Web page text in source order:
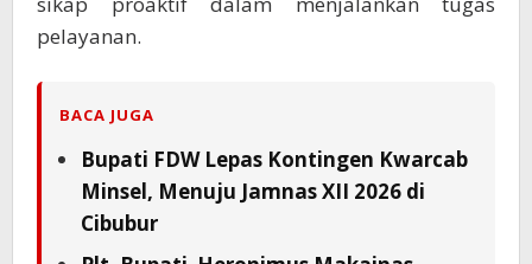
pelayanan.
BACA JUGA
Bupati FDW Lepas Kontingen Kwarcab
Minsel, Menuju Jamnas XII 2026 di
Cibubur